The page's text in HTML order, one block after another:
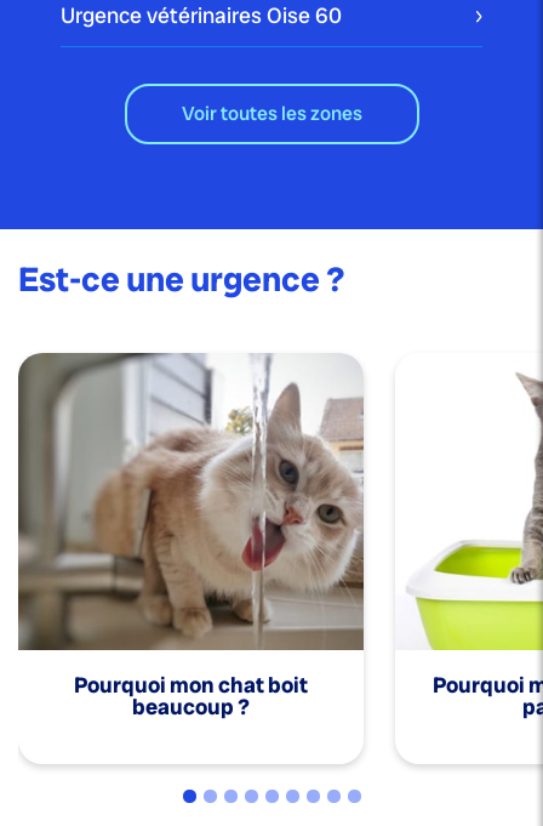
Urgence vétérinaires Oise60
Voir toutes les zones
Est-ce une urgence ?
Pourquoi mon chat boit
beaucoup ?
Pourquoi